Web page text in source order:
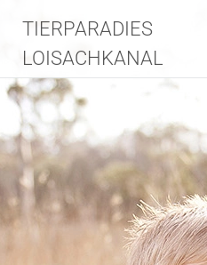
TIERPARADIES
LOISACHKANAL